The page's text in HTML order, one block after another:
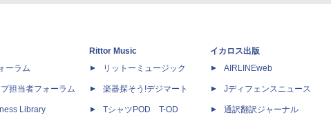
ーラム
担当者フォーラム
Library
Rittor Music
リットーミュージック
楽器探そう!デジマート
TシャツPOD T-OD
イカロス出版
AIRLINEweb
Jディフェンスニュース
通訳翻訳ジャーナル